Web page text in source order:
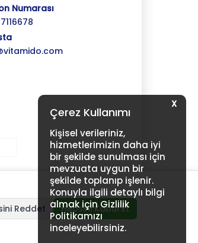
X
Çerez Kullanımı
Kişisel verileriniz,
hizmetlerimizin daha iyi
bir şekilde sunulması için
mevzuata uygun bir
şekilde toplanıp işlenir.
Konuyla ilgili detaylı bilgi
almak için Gizlilik
Politikamızı
inceleyebilirsiniz.
Numarası
Reddet Hepsini Kabul Et